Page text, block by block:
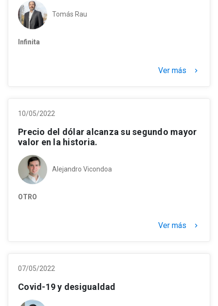
Tomás Rau
Infinita
Ver más keyboard_arrow_right
10/05/2022
Precio del dólar alcanza su segundo mayor
valor en la historia.
Alejandro Vicondoa
OTRO
Ver más keyboard_arrow_right
07/05/2022
Covid-19 y desigualdad